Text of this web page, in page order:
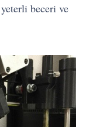
yeterli beceri ve